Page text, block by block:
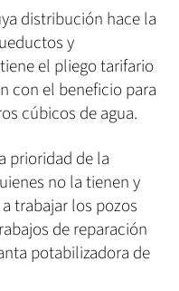
distribución hace la
y
el pliego tarifario
con el beneficio para
cúbicos de agua.
prioridad de la
no la tienen y
trabajar los pozos
de reparación
potabilizadora de